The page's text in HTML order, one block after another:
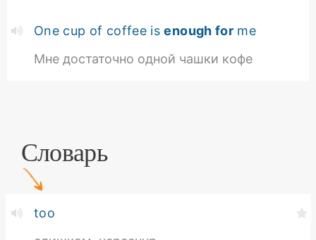
One cup of coffee isenough for me
Мне достаточно одной чашки кофе
Словарь
too